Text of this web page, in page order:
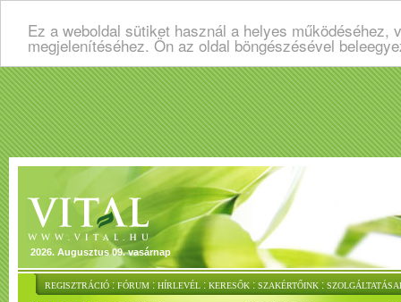
Ez a weboldal sütiket használ a helyes
megjelenítéséhez. Ön az oldal böngészésével
2026. Augusztus 09. vasárnap
REGISZTRÁCIÓ : FÓRUM : HÍRLEVÉL : KERESŐK : SZAKÉRTŐINK :